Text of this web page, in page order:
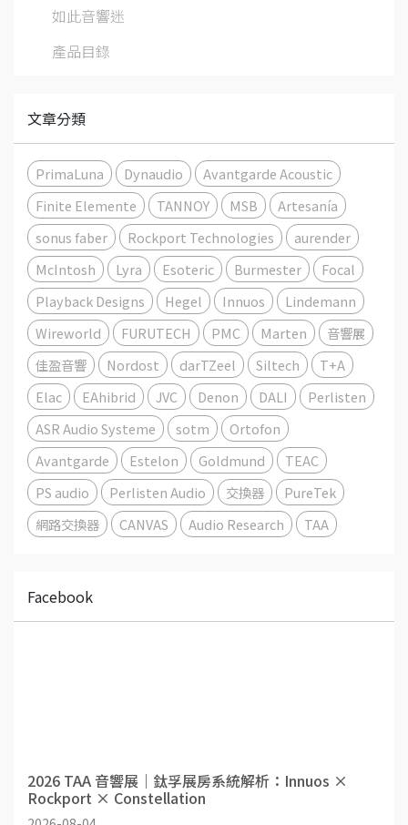
如此音響迷
產品目錄
文章分類
PrimaLuna Dynaudio
Avantgarde Acoustic
Finite Elemente
TANNOY MSB
Artesanía
sonus faber
Rockport Technologies
aurender
McIntosh
Lyra Esoteric Burmester
Focal
Playback Designs
Hegel Innuos
Lindemann
Wireworld
FURUTECH PMC Marten
音響展
佳盈音響
Nordost darTZeel Siltech
T+A
Elac
EAhibrid JVC Denon DALI
Perlisten
ASR Audio Systeme
sotm
Ortofon
Avantgarde
Estelon Goldmund
TEAC
PS audio
Perlisten Audio 交換器
PureTek
網路交換器
CANVAS Audio Research TAA
Facebook
2026 TAA 音響展｜鈦孚展房系統解析：Innuos ×
Rockport × Constellation